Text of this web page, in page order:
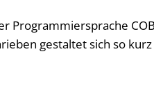
Programmiersprache
gestaltet sich so